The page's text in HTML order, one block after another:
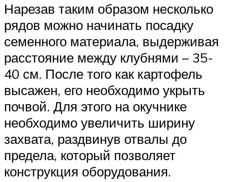
Нарезав таким образом несколько
рядов можно начинать посадку
семенного материала, выдерживая
расстояние между клубнями – 35-
40 см. После того как картофель
высажен, его необходимо укрыть
почвой. Для этого на окучнике
необходимо увеличить ширину
захвата, раздвинув отвалы до
предела, который позволяет
конструкция оборудования.